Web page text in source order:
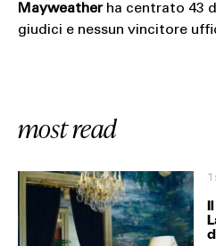
Mayweatherha centrato 43
giudici e nessun vincitore
most read